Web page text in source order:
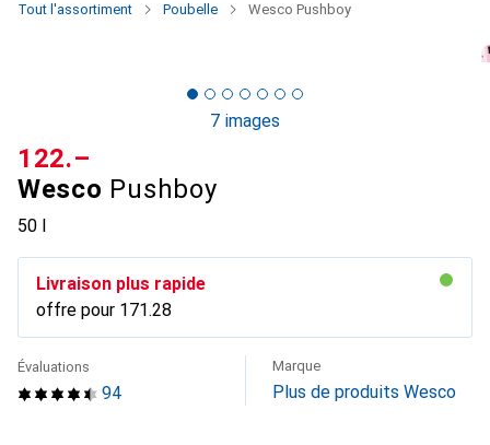
Tout l'assortiment Poubelle Wesco Pushboy
7 images
Wesco Pushboy
50 l
CHF
122.–
Livraison plus rapide
offre pour CHF
171.28
94
Évaluations Marque
Plus de produits Wesco